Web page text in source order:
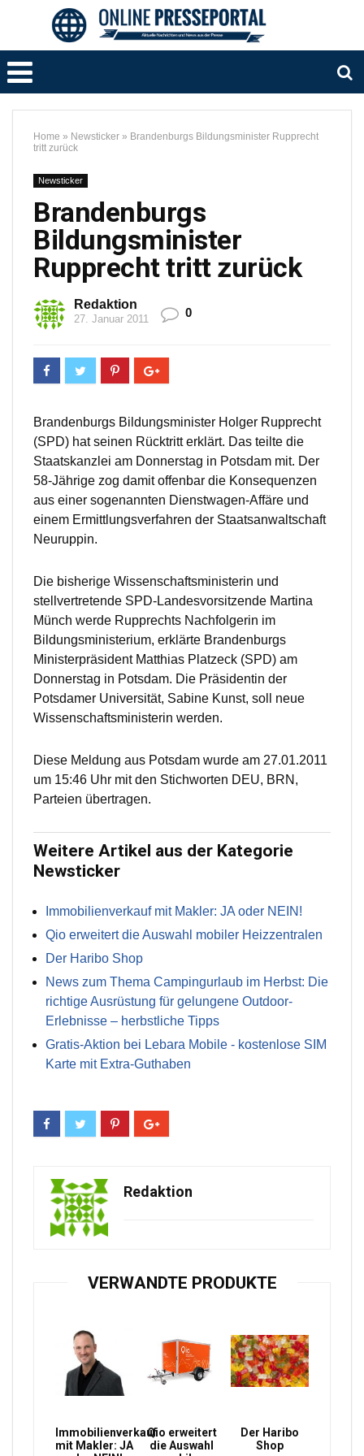
Home » Newsticker » Brandenburgs Bildungsminister Rupprecht
tritt zurück
Newsticker
Brandenburgs
Bildungsminister
Rupprecht tritt zurück
Redaktion
27. Januar 2011 0
Brandenburgs Bildungsminister Holger Rupprecht
(SPD) hat seinen Rücktritt erklärt. Das teilte die
Staatskanzlei am Donnerstag in Potsdam mit. Der
58-Jährige zog damit offenbar die Konsequenzen
aus einer sogenannten Dienstwagen-Affäre und
einem Ermittlungsverfahren der Staatsanwaltschaft
Neuruppin.
Die bisherige Wissenschaftsministerin und
stellvertretende SPD-Landesvorsitzende Martina
Münch werde Rupprechts Nachfolgerin im
Bildungsministerium, erklärte Brandenburgs
Ministerpräsident Matthias Platzeck (SPD) am
Donnerstag in Potsdam. Die Präsidentin der
Potsdamer Universität, Sabine Kunst, soll neue
Wissenschaftsministerin werden.
Diese Meldung aus Potsdam wurde am 27.01.2011
um 15:46 Uhr mit den Stichworten DEU, BRN,
Parteien übertragen.
Weitere Artikel aus der Kategorie
Newsticker
Immobilienverkauf mit Makler: JA oder NEIN!
Qio erweitert die Auswahl mobiler Heizzentralen
Der Haribo Shop
News zum Thema Campingurlaub im Herbst: Die
richtige Ausrüstung für gelungene Outdoor-
Erlebnisse – herbstliche Tipps
Gratis-Aktion bei Lebara Mobile - kostenlose SIM
Karte mit Extra-Guthaben
Redaktion
VERWANDTE PRODUKTE
Immobilienverkauf
mit Makler: JA
Qio erweitert
die Auswahl
Der Haribo
Shop